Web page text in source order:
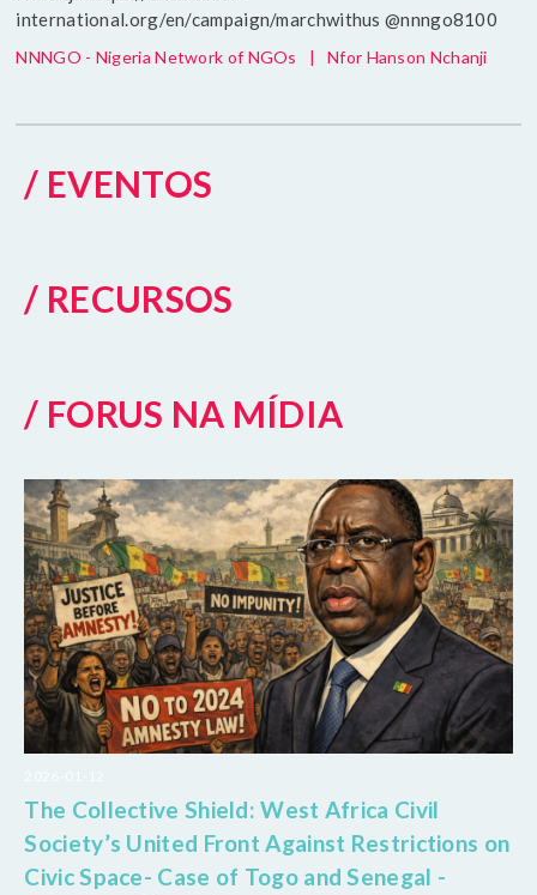
international.org/en/campaign/marchwithus @nnngo8100
NNNGO - Nigeria Network of NGOs | Nfor Hanson Nchanji
/ EVENTOS
/ RECURSOS
/ FORUS NA MÍDIA
The Collective Shield: West Africa Civil
Society’s United Front Against Restrictions on
Civic Space- Case of Togo and Senegal -